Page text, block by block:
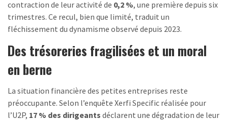
contraction de leur activité de 0,2 %, une première depuis six
trimestres. Ce recul, bien que limité, traduit un
fléchissement du dynamisme observé depuis 2023.
Des trésoreries fragilisées et un moral
en berne
La situation financière des petites entreprises reste
préoccupante. Selon l’enquête Xerfi Specific réalisée pour
l’U2P, 17 % des dirigeants déclarent une dégradation de leur